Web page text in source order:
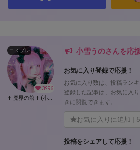
3996
コスプレ
‪✝︎ 魔界の館 † (小雪うの)
小雪うのさんを応
お気に入り登録で応援！
お気に入り数は、投稿ラン
登録した記事は、お気に入
きに閲覧できます。
お気に入りに追加
投稿をシェアして応援！